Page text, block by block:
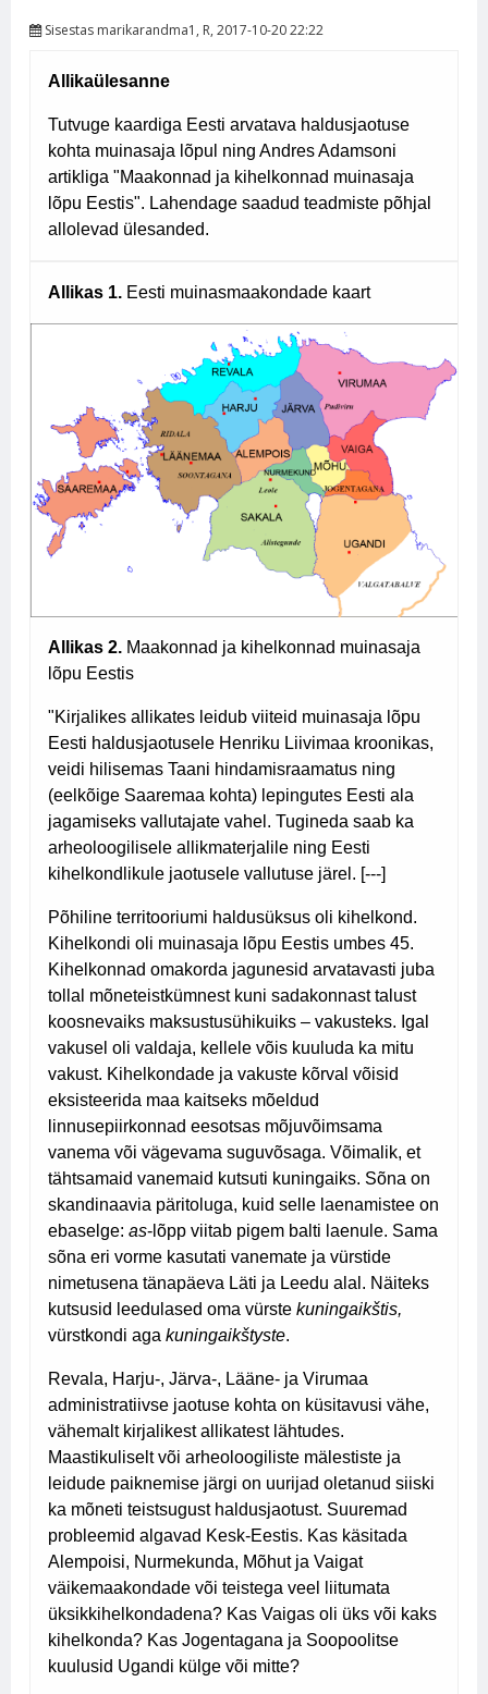
Sisestas marikarandma1 , R, 2017-10-20 22:22